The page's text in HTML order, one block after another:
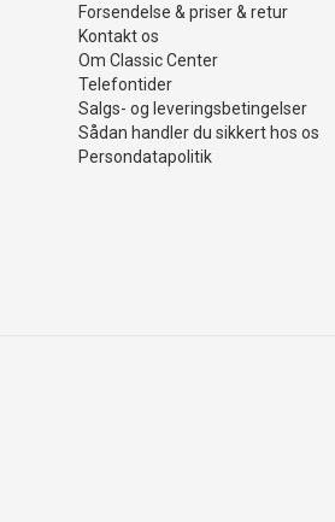
Forsendelse & priser & retur
Kontakt os
Om Classic Center
Telefontider
Salgs- og leveringsbetingelser
Sådan handler du sikkert hos os
Persondatapolitik